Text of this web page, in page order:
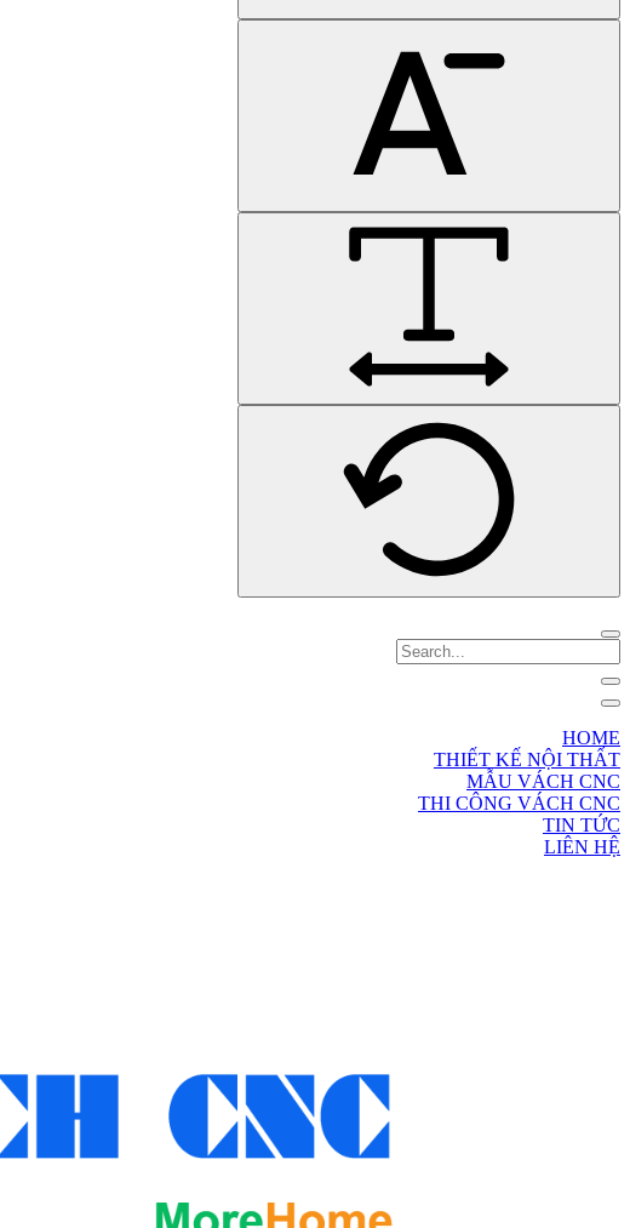
HOME
THIẾT KẾ NỘI THẤT
MẪU VÁCH CNC
THI CÔNG VÁCH CNC
TIN TỨC
LIÊN HỆ